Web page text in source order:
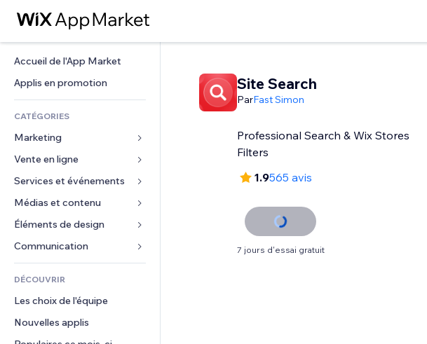
Accueil de l'App Market
Applis en promotion
CATÉGORIES
Marketing
Publicités
Mobile
Données analytiques
Réseaux sociaux
Classement de sites
E-mail
Vente en ligne
Applis pour les boutiques
Expédition et livraison
Boutons Vente
Comptabilité
Coupons et fidélisation
Solutions d'entreposage
Services et événements
Hôtels
Événements
Restaurants
Immobilier
Réservations
Médias et contenu
Galerie
Musique
Podcasts
Photographie
Vidéo
PDF
Partage de fichiers
Éléments de design
Cartes et navigation
Confidentialité
Horloge
Modèles de pages
Effets sur images
Formulaires
Sondages
Chat
DÉCOUVRIR
Les choix de l'équipe
Nouvelles applis
Site Search
ParFast Simon
Professional Search & Wix Stores
Filters
1.9565 avis
7 jours d'essai gratuit